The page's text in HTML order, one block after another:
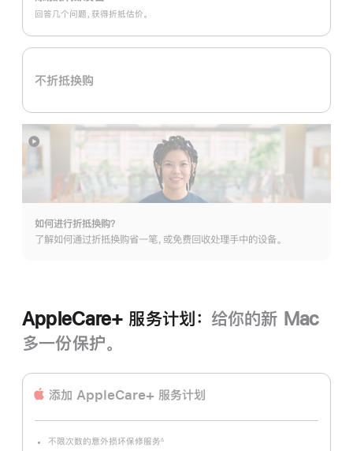
换
购
划：
回答几个问题，获得折抵估价。
不折抵换购
如何进行折抵换购？
了解如何通过折抵换购省一笔，或免费回收处理手中的设备。
展
开
AppleCare+ 服务计划： 给你的新 Mac
多一份保护。
添加 AppleCare+ 服务计划
不限次数的意外损坏保修服务∆